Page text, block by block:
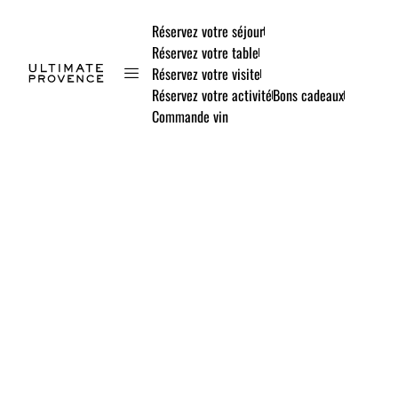
Réservez votre séjour
Réservez votre table
Réservez votre visite
Réservez votre activitéBons cadeaux
Commande vin